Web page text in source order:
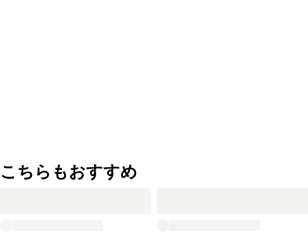
こちらもおすすめ